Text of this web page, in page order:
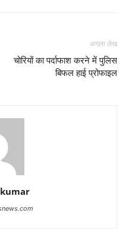
अगला लेख
चोरियों का पर्दाफाश करने में पुलिस
बिफल हाई प्रोफाइल